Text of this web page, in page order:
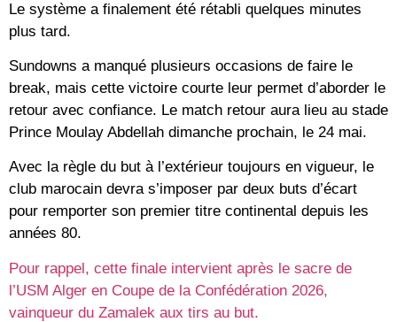
Le système a finalement été rétabli quelques minutes
plus tard.
Sundowns a manqué plusieurs occasions de faire le
break, mais cette victoire courte leur permet d’aborder le
retour avec confiance. Le match retour aura lieu au stade
Prince Moulay Abdellah dimanche prochain, le 24 mai.
Avec la règle du but à l’extérieur toujours en vigueur, le
club marocain devra s’imposer par deux buts d’écart
pour remporter son premier titre continental depuis les
années 80.
Pour rappel, cette finale intervient après le sacre de
l’USM Alger en Coupe de la Confédération 2026,
vainqueur du Zamalek aux tirs au but.